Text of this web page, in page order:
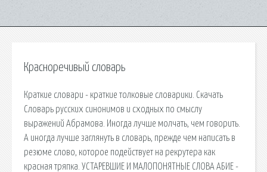
Красноречивый словарь
Краткие словари - краткие толковые словарики. Скачать
Словарь русских синонимов и сходных по смыслу
выражений Абрамова. Иногда лучше молчать, чем говорить.
А иногда лучше заглянуть в словарь, прежде чем написать в
резюме слово, которое подействует на рекрутера как
красная тряпка. УСТАРЕВШИЕ И МАЛОПОНЯТНЫЕ СЛОВА АБИЕ -